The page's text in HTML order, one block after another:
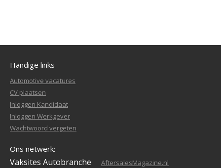
Handige links
Automotive vacatures
CV plaatsen
Inloggen Kandidaat
Inloggen Werkgever
Wachtwoord vergeten
Ons netwerk:
Vaksites Autobranche
AftersalesMagazine.nl